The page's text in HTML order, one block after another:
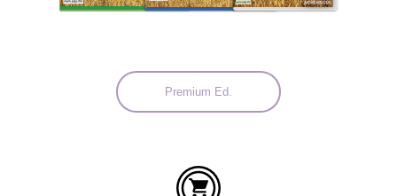
Premium Ed.